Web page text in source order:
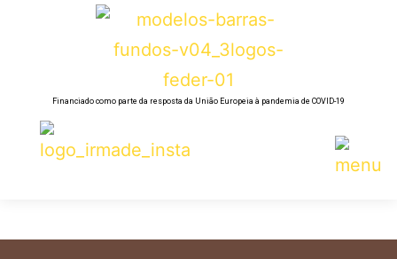
Financiado como parte da resposta da União Europeia à pandemia de COVID-19